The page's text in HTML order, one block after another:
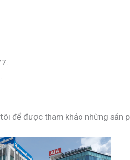
để được tham khảo những sản